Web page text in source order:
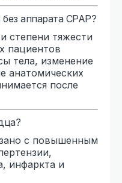
аппарата CPAP?
степени тяжести
пациентов
тела, изменение
анатомических
после
с повышенным
инфаркта и